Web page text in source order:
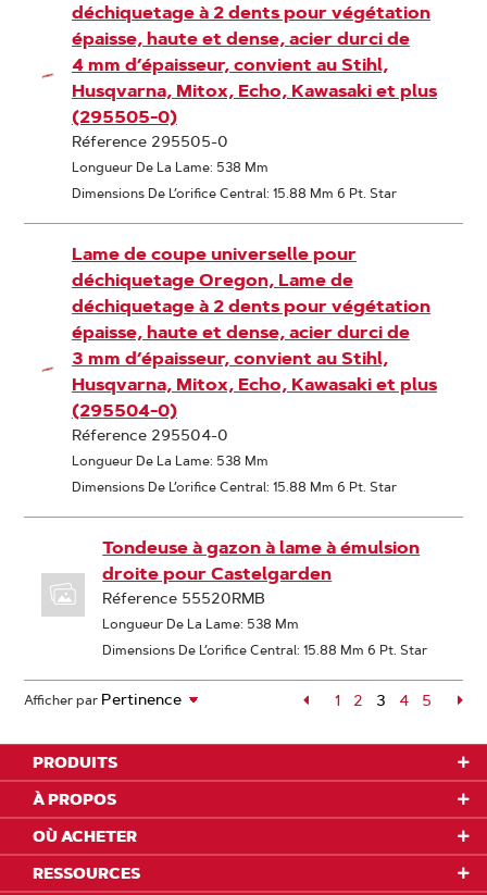
déchiquetage à 2 dents pour végétation
épaisse, haute et dense, acier durci de
4 mm d’épaisseur, convient au Stihl,
Husqvarna, Mitox, Echo, Kawasaki et plus
(295505-0)
Réference 295505-0
Longueur De La Lame: 538 Mm
Dimensions De L’orifice Central: 15.88 Mm 6 Pt. Star
Lame de coupe universelle pour
déchiquetage Oregon, Lame de
déchiquetage à 2 dents pour végétation
épaisse, haute et dense, acier durci de
3 mm d’épaisseur, convient au Stihl,
Husqvarna, Mitox, Echo, Kawasaki et plus
(295504-0)
Réference 295504-0
Longueur De La Lame: 538 Mm
Dimensions De L’orifice Central: 15.88 Mm 6 Pt. Star
Tondeuse à gazon à lame à émulsion
droite pour Castelgarden
Réference 55520RMB
Longueur De La Lame: 538 Mm
Dimensions De L’orifice Central: 15.88 Mm 6 Pt. Star
Afficher par Page
1 Page
2 3 Page
4 Page
5
PRODUITS
À PROPOS
OÙ ACHETER
RESSOURCES